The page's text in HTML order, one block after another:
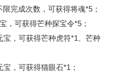
完成次数，可获得将魂*5；
，可获得芒种探宝令*5；
宝，可获得芒种虎符*1、芒种
，可获得猫眼石*1；